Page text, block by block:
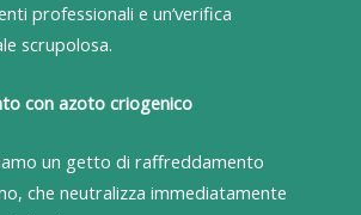
professionali e un’verifica
scrupolosa.
con azoto criogenico
un getto di raffreddamento
che neutralizza immediatamente